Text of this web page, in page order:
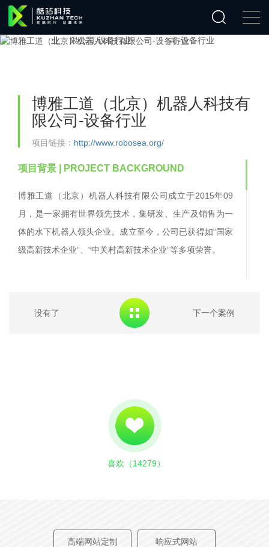
博雅工道（北京）机器人科技有
限公司-设备行业
项目链接： http://www.robosea.org/
项目背景 | PROJECT BACKGROUND
博雅工道（北京）机器人科技有限公司成立于2015年09
月，是一家拥有世界领先技术，集研发、生产及销售为一
体的水下机器人领头企业。成立至今，公司已获得如“国家
级高新技术企业”、“中关村高新技术企业”等多项荣誉。
robot technology co., ltd. is a world-leading underwater
robot enterprise integrating r&d, production and sales.
| CREATIVE DESCRIPTION
博雅工道是一家高科技水下机器人公司，客户主体诉求为
详细展示公司主营产品，每款产品都有单独的版式设计，
没有了 下一个案例
喜欢（14279）
高端网站定制 响应式网站